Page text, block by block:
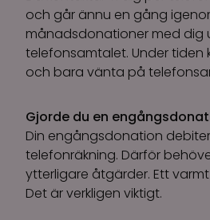
och går ännu en gång
månadsdonationer med dig
telefonsamtalet. Under
och bara vänta på
Gjorde du en
Din engångsdonation
telefonräkning. Därför
ytterligare åtgärder. Ett
Det är verkligen viktigt.